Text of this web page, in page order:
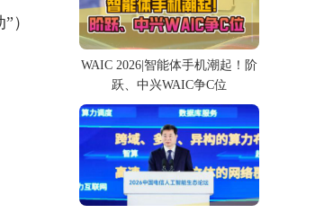
）
WAIC 2026|智能体手机潮起！阶
跃、中兴WAIC争C位